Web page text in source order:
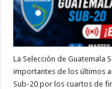
La Selección de Guatemala
importantes de los últimos
Sub-20 por los cuartos de